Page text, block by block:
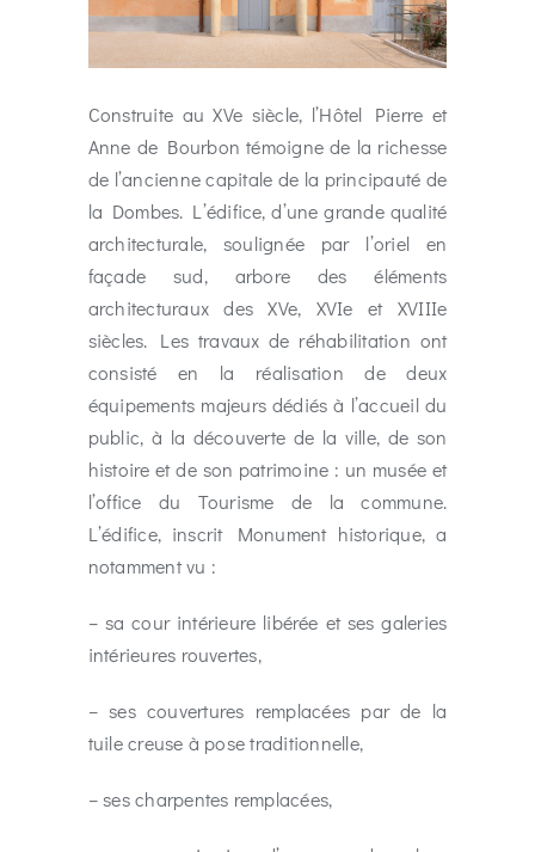
Construite au XVe siècle, l’Hôtel Pierre et
Anne de Bourbon témoigne de la richesse
de l’ancienne capitale de la principauté de
la Dombes. L’édifice, d’une grande qualité
architecturale, soulignée par l’oriel en
façade sud, arbore des éléments
architecturaux des XVe, XVIe et XVIIIe
siècles. Les travaux de réhabilitation ont
consisté en la réalisation de deux
équipements majeurs dédiés à l’accueil du
public, à la découverte de la ville, de son
histoire et de son patrimoine : un musée et
l’office du Tourisme de la commune.
L’édifice, inscrit Monument historique, a
notamment vu :
– sa cour intérieure libérée et ses galeries
intérieures rouvertes,
– ses couvertures remplacées par de la
tuile creuse à pose traditionnelle,
– ses charpentes remplacées,